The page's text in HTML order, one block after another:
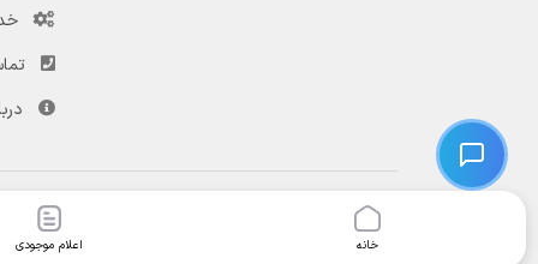
© کلیه حقوق این وب‌سایت و سرویس‌های آن متعلق به سامانه فولاد ۲۴ است.
خانه اعلام موجودی